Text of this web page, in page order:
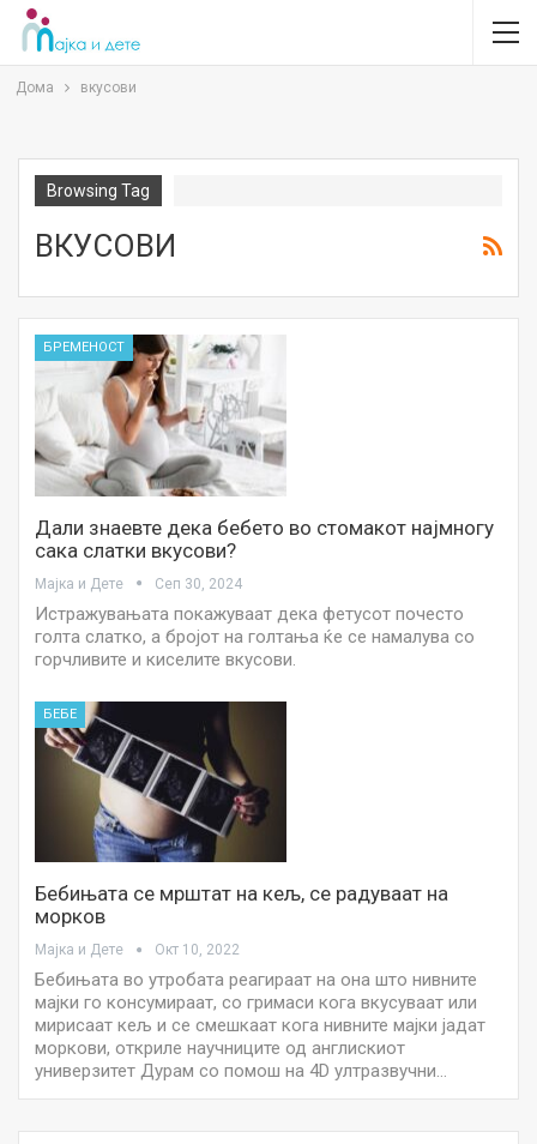
Дома вкусови
Browsing Tag
ВКУСОВИ
БРЕМЕНОСТ
Дали знаевте дека бебето во стомакот најмногу
сака слатки вкусови?
Мајка и Дете Сеп 30, 2024
Истражувањата покажуваат дека фетусот почесто
голта слатко, а бројот на голтања ќе се намалува со
горчливите и киселите вкусови.
БЕБЕ
Бебињата се мрштат на кељ, се радуваат на
морков
Мајка и Дете Окт 10, 2022
Бебињата во утробата реагираат на она што нивните
мајки го консумираат, со гримаси кога вкусуваат или
мирисаат кељ и се смешкаат кога нивните мајки јадат
моркови, откриле научниците од англискиот
универзитет Дурам со помош на 4D ултразвучни…